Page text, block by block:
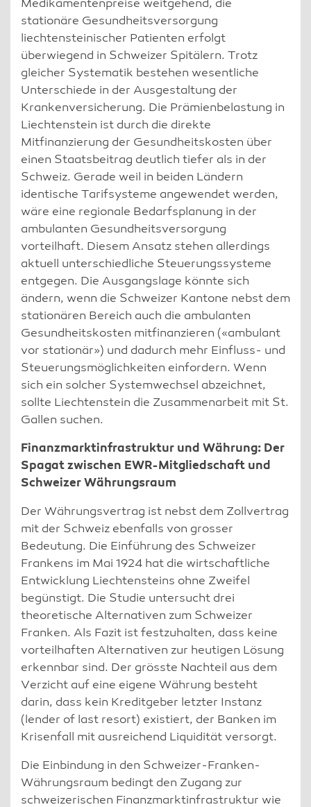
Medikamentenpreise weitgehend, die
stationäre Gesundheitsversorgung
liechtensteinischer Patienten erfolgt
überwiegend in Schweizer Spitälern. Trotz
gleicher Systematik bestehen wesentliche
Unterschiede in der Ausgestaltung der
Krankenversicherung. Die Prämienbelastung in
Liechtenstein ist durch die direkte
Mitfinanzierung der Gesundheitskosten über
einen Staatsbeitrag deutlich tiefer als in der
Schweiz. Gerade weil in beiden Ländern
identische Tarifsysteme angewendet werden,
wäre eine regionale Bedarfsplanung in der
ambulanten Gesundheitsversorgung
vorteilhaft. Diesem Ansatz stehen allerdings
aktuell unterschiedliche Steuerungssysteme
entgegen. Die Ausgangslage könnte sich
ändern, wenn die Schweizer Kantone nebst dem
stationären Bereich auch die ambulanten
Gesundheitskosten mitfinanzieren («ambulant
vor stationär») und dadurch mehr Einfluss- und
Steuerungsmöglichkeiten einfordern. Wenn
sich ein solcher Systemwechsel abzeichnet,
sollte Liechtenstein die Zusammenarbeit mit St.
Gallen suchen.
Finanzmarktinfrastruktur und Währung: Der
Spagat zwischen EWR-Mitgliedschaft und
Schweizer Währungsraum
Der Währungsvertrag ist nebst dem Zollvertrag
mit der Schweiz ebenfalls von grosser
Bedeutung. Die Einführung des Schweizer
Frankens im Mai 1924 hat die wirtschaftliche
Entwicklung Liechtensteins ohne Zweifel
begünstigt. Die Studie untersucht drei
theoretische Alternativen zum Schweizer
Franken. Als Fazit ist festzuhalten, dass keine
vorteilhaften Alternativen zur heutigen Lösung
erkennbar sind. Der grösste Nachteil aus dem
Verzicht auf eine eigene Währung besteht
darin, dass kein Kreditgeber letzter Instanz
(lender of last resort) existiert, der Banken im
Krisenfall mit ausreichend Liquidität versorgt.
Die Einbindung in den Schweizer-Franken-
Währungsraum bedingt den Zugang zur
schweizerischen Finanzmarktinfrastruktur wie